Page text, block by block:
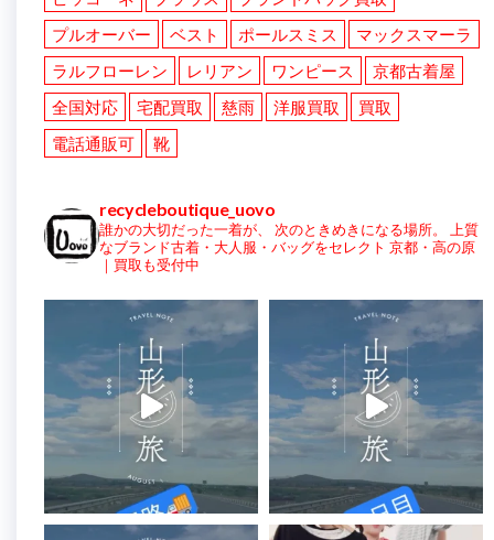
プルオーバー
ベスト ポールスミス
マックスマーラ
ラルフローレン
レリアン ワンピース
京都古着屋
全国対応
宅配買取 慈雨 洋服買取
買取
電話通販可
靴
recycleboutique_uovo
誰かの大切だった一着が、 次のときめきになる場所。
上質
なブランド古着・大人服・バッグをセレクト 京都・高の原
｜買取も受付中